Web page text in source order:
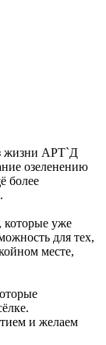
жизни АРТ`Д
озеленению
более
которые уже
для тех,
месте,
и желаем